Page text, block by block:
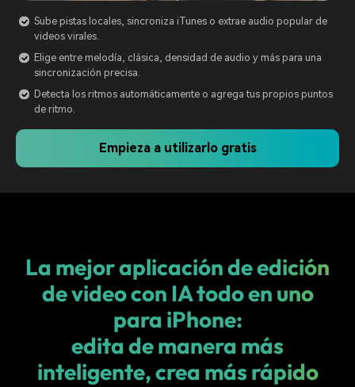
Sube pistas locales, sincroniza iTunes o extrae audio popular de
videos virales.
Elige entre melodía, clásica, densidad de audio y más para una
sincronización precisa.
Detecta los ritmos automáticamente o agrega tus propios puntos
de ritmo.
Empieza a utilizarlo gratis
La mejor aplicación de edición
de video con IA todo en uno
para iPhone:
edita de manera más
inteligente, crea más rápido